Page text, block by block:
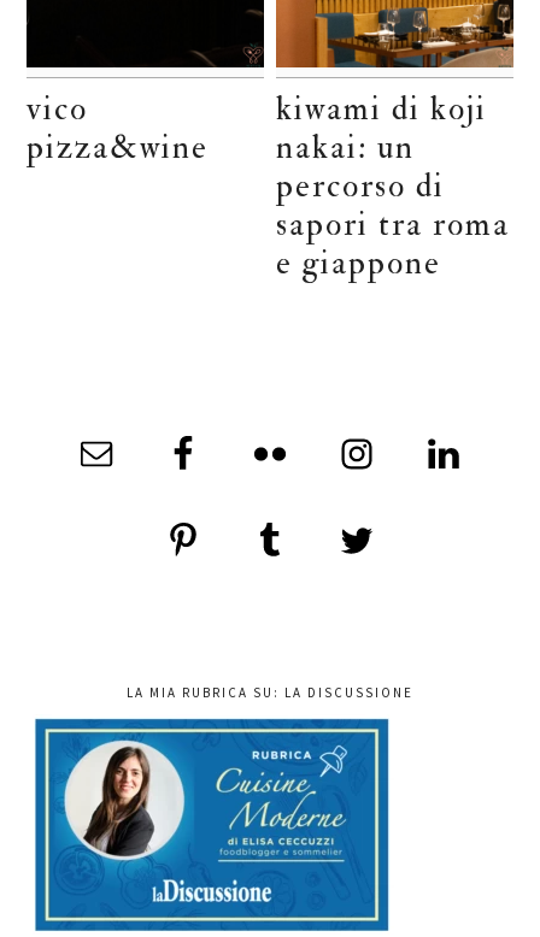
vico
pizza&wine
kiwami di koji
nakai: un
percorso di
sapori tra roma
e giappone
LA MIA RUBRICA SU: LA DISCUSSIONE